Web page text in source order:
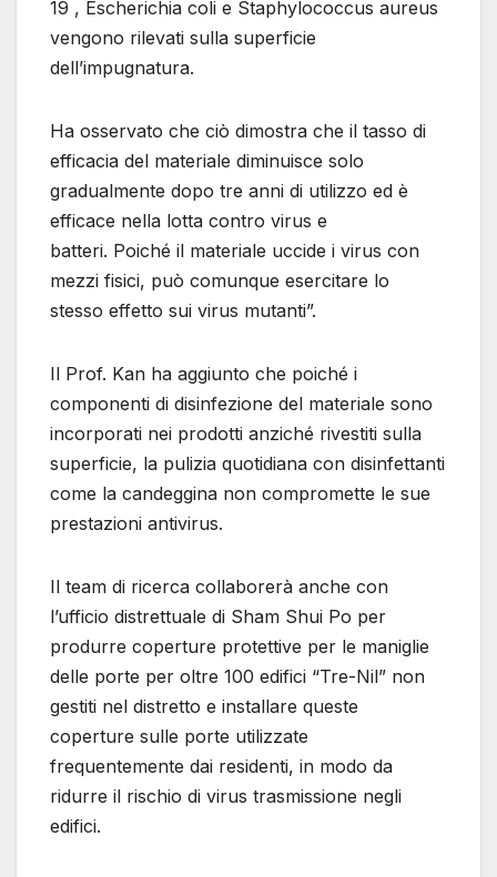
19 , Escherichia coli e Staphylococcus aureus
vengono rilevati sulla superficie
dell’impugnatura.
Ha osservato che ciò dimostra che il tasso di
efficacia del materiale diminuisce solo
gradualmente dopo tre anni di utilizzo ed è
efficace nella lotta contro virus e
batteri. Poiché il materiale uccide i virus con
mezzi fisici, può comunque esercitare lo
stesso effetto sui virus mutanti”.
Il Prof. Kan ha aggiunto che poiché i
componenti di disinfezione del materiale sono
incorporati nei prodotti anziché rivestiti sulla
superficie, la pulizia quotidiana con disinfettanti
come la candeggina non compromette le sue
prestazioni antivirus.
Il team di ricerca collaborerà anche con
l’ufficio distrettuale di Sham Shui Po per
produrre coperture protettive per le maniglie
delle porte per oltre 100 edifici “Tre-Nil” non
gestiti nel distretto e installare queste
coperture sulle porte utilizzate
frequentemente dai residenti, in modo da
ridurre il rischio di virus trasmissione negli
edifici.